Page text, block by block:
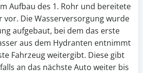
Aufbau des 1. Rohr und bereitete
vor. Die Wasserversorgung wurde
aufgebaut, bei dem das erste
aus dem Hydranten entnimmt
Fahrzeug weitergibt. Diese gibt
an das nächste Auto weiter bis